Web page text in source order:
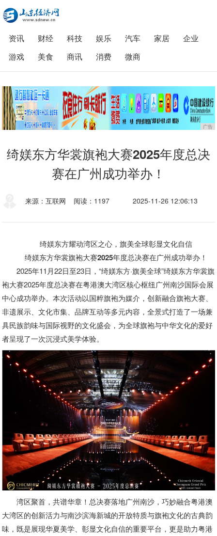
资讯 财经 科技 娱乐 汽车 家居
企业
游戏
美食 商讯 消费 微商
广告
绮媄东方华裳旗袍大赛2025年度总决
赛在广州成功举办！
来源：互联网 阅读：1197 2025-11-26 12:06:13
绮媄东方耀动湾区之心，旗美全球彰显文化自信
绮媄东方华裳旗袍大赛2025年度总决赛在广州成功举办！
2025年11月22日至23日，“绮媄东方·旗美全球”绮媄东方华裳旗
袍大赛2025年度总决赛在粤港澳大湾区核心枢纽广州南沙国际会展
中心成功举办。本次活动以国粹旗袍为媒介，创新融合旗袍大赛、
非遗展示、文化市集、品牌互动等多元内容，全景式打造了一场兼
具民族韵味与国际视野的文化盛会，为全球旗袍与中华文化的爱好
者呈现了一次沉浸式美学体验。
湾区聚首，共谱华章！总决赛落地广州南沙，巧妙融合粤港澳
大湾区的创新活力与南沙滨海新城的开放特质与旗袍文化的古典韵
味，既是展现华夏美学、彰显文化自信的重要平台，更是助力粤港